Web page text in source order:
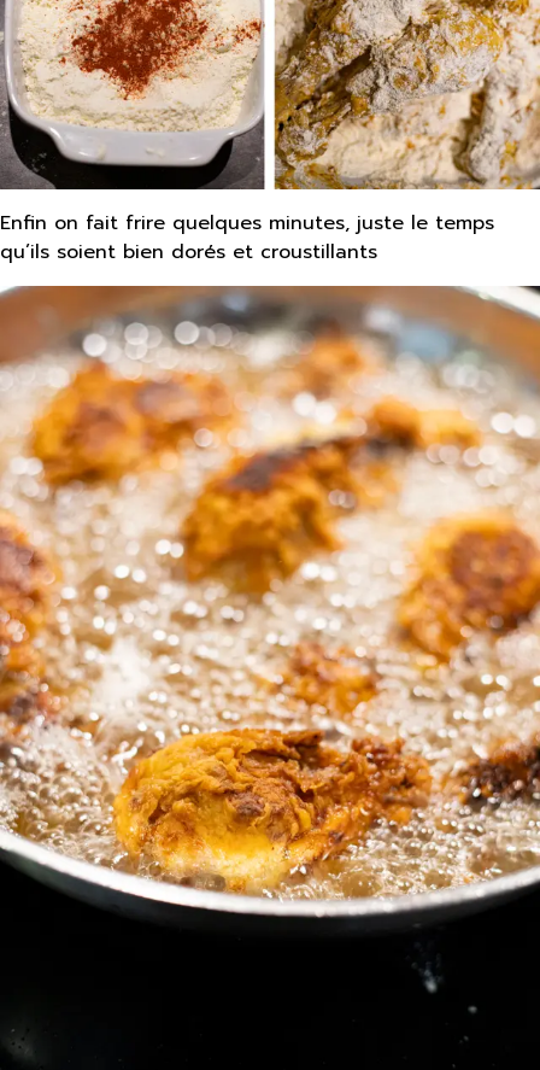
Enfin on fait frire quelques minutes, juste le temps
qu’ils soient bien dorés et croustillants